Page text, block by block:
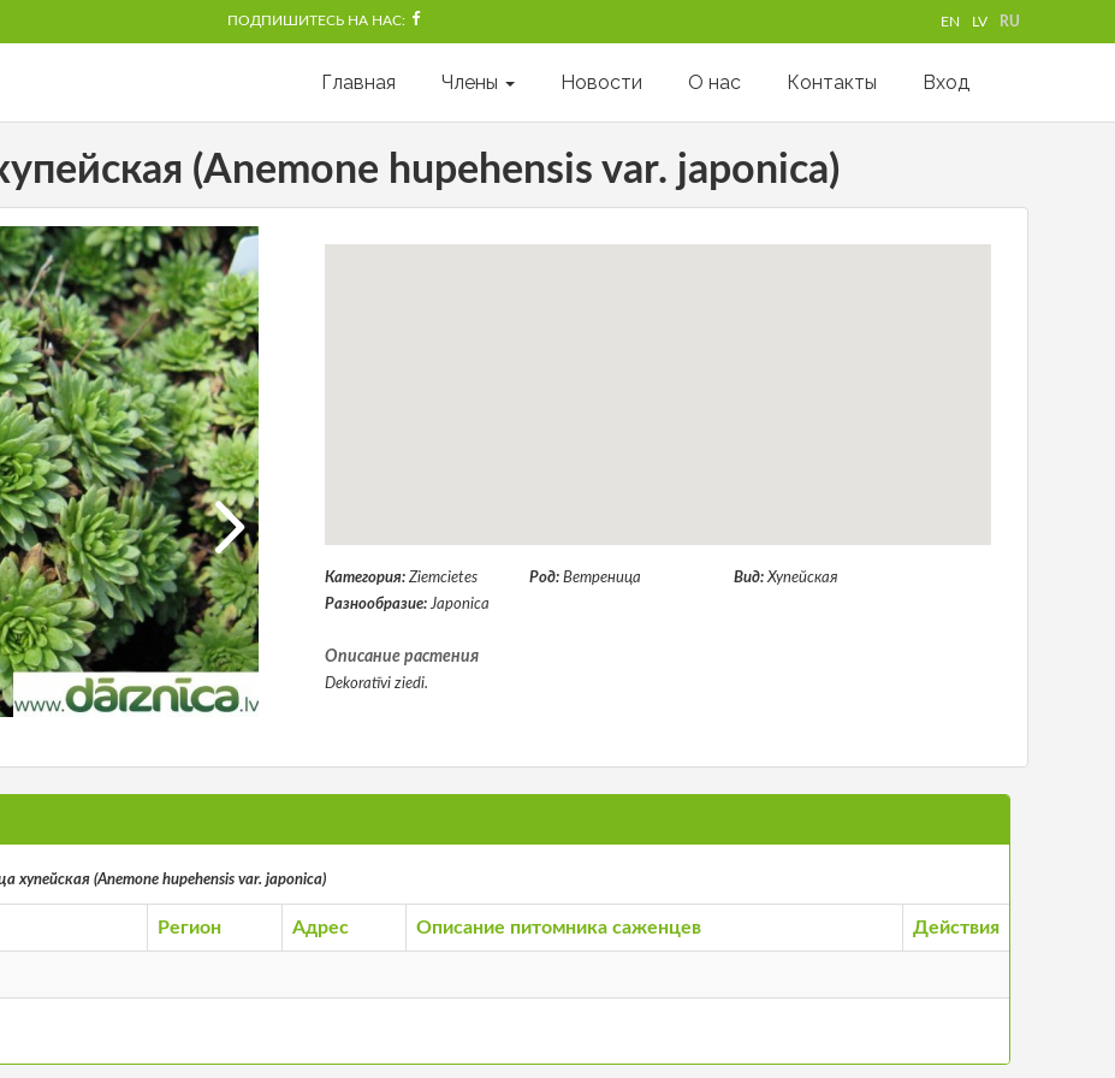
ПОДПИШИТЕСЬ НА НАС: EN LV RU
Главная Члены Новости О нас Контакты Вход
(Anemone hupehensis var. japonica)
Категория: Ziemcietes Род: Ветреница Вид: Хупейская
Разнообразие: Japonica
Описание растения
Dekoratīvi ziedi.
хупейская (Anemone hupehensis var. japonica)
Регион Адрес Описание питомника саженцев Действия